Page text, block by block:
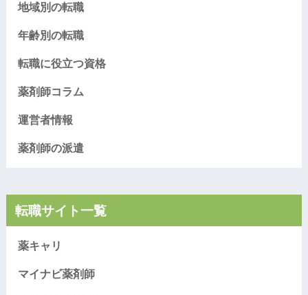
地域別の転職
年齢別の転職
転職に役立つ資格
薬剤師コラム
運営者情報
薬剤師の派遣
転職サイト一覧
薬キャリ
マイナビ薬剤師